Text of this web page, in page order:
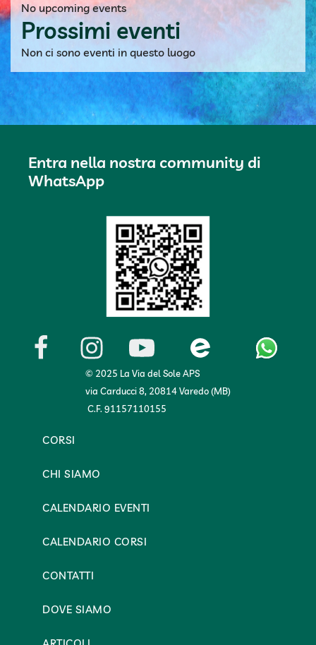
No upcoming events
Prossimi eventi
Non ci sono eventi in questo luogo
Entra nella nostra community di
WhatsApp
© 2025 La Via del Sole APS
via Carducci 8, 20814 Varedo (MB)
C.F. 91157110155
CORSI
CHI SIAMO
CALENDARIO EVENTI
CALENDARIO CORSI
CONTATTI
DOVE SIAMO